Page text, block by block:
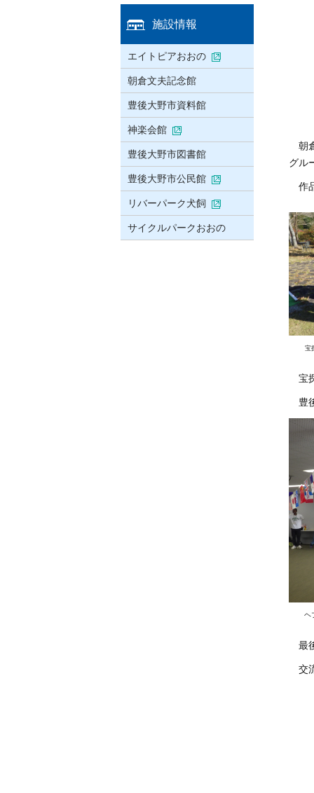
朝
グル
作
宝
宝
豊
ヘ
最
交
施設情報
エイトピアおおの
朝倉文夫記念館
豊後大野市資料館
神楽会館
豊後大野市図書館
豊後大野市公民館
リバーパーク犬飼
サイクルパークおおの